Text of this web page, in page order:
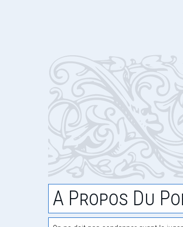
A Propos Du